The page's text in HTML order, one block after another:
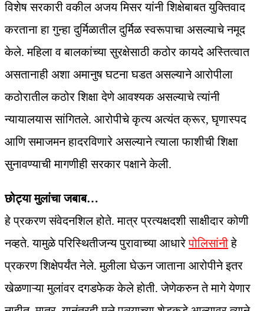
विशेष सरकारी वकील अजय मिसर यांनी शिक्षेबाबत युक्तिवाद
करताना हा गुन्हा दुर्मिळातील दुर्मिळ स्वरूपाचा असल्याचे नमूद
केले. महिला व बालकांच्या सुरक्षेसाठी कठोर कायदे अस्तित्वात
असतानाही अशा अमानुष घटना घडत असल्याने आरोपीला
कठोरातील कठोर शिक्षा देणे आवश्यक असल्याचे त्यांनी
न्यायालयास सांगितले. आरोपीचे कृत्य अत्यंत क्रूर, घृणास्पद
आणि समाजमन हादरविणारे असल्याने त्याला फाशीची शिक्षा
सुनावण्याची मागणीही सरकार पक्षाने केली.
छोट्या मुलांचा जबाब…
हे प्रकरण संवेदनशिल होते. मात्र प्रत्यक्षदशी साक्षीदार कोणी
नव्हते. यामुळे परिस्थितीजन्य पुरावाच्या आधारेपोलिसांनीहे
प्रकरण शिक्षेपर्यंत नेले. मुलीला घेऊन जाताना आरोपीने इतर
खेळणाऱ्या मुलांवर दगडफेक केले होती. जेणेकरुन ते मागे येणार